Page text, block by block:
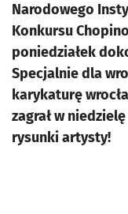
Narodowego
Konkursu
poniedziałek
Specjalnie dla
karykaturę
zagrał w
rysunki artysty!